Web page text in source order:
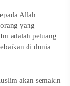
Allah
yang
adalah peluang
di dunia
akan semakin